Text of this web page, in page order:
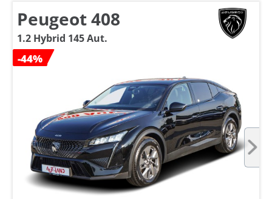
Peugeot 408
1.2 Hybrid 145 Aut.
-44%